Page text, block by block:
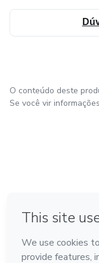
O conteúdo deste
Se você vir
Feito com ❤ em